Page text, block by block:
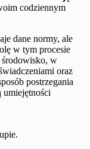
codziennym
dane normy, ale
w tym procesie
środowisko, w
oraz
postrzegania
umiejętności